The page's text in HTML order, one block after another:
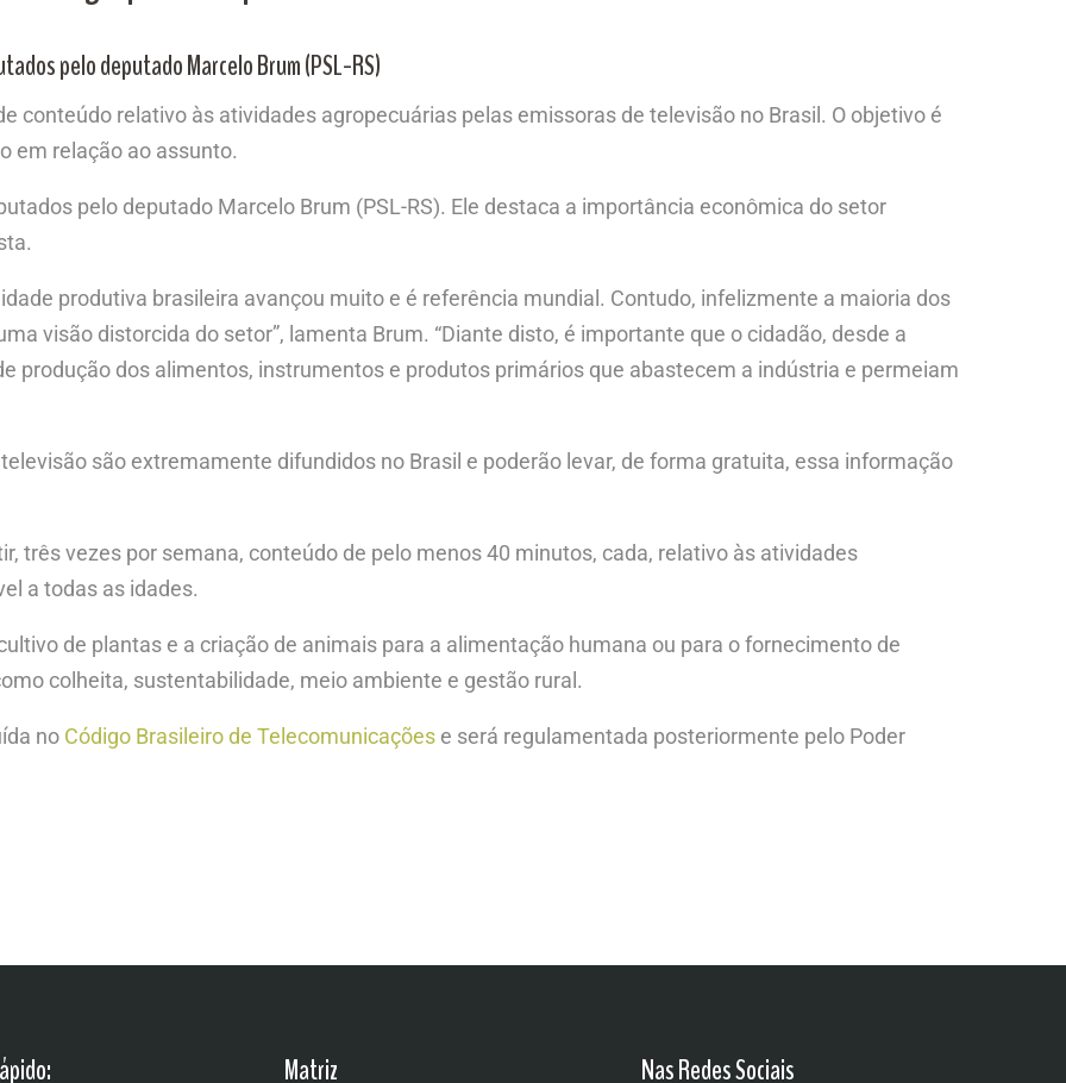
pelo deputado Marcelo Brum (PSL-RS)
conteúdo relativo às atividades agropecuárias pelas emissoras de televisão no Brasil. O objetivo é
em relação ao assunto.
pelo deputado Marcelo Brum (PSL-RS). Ele destaca a importância econômica do setor
produtiva brasileira avançou muito e é referência mundial. Contudo, infelizmente a maioria dos
visão distorcida do setor”, lamenta Brum. “Diante disto, é importante que o cidadão, desde a
produção dos alimentos, instrumentos e produtos primários que abastecem a indústria e permeiam
são extremamente difundidos no Brasil e poderão levar, de forma gratuita, essa informação
três vezes por semana, conteúdo de pelo menos 40 minutos, cada, relativo às atividades
a todas as idades.
de plantas e a criação de animais para a alimentação humana ou para o fornecimento de
colheita, sustentabilidade, meio ambiente e gestão rural.
no Código Brasileiro de Telecomunicações e será regulamentada posteriormente pelo Poder
Matriz Nas Redes Sociais